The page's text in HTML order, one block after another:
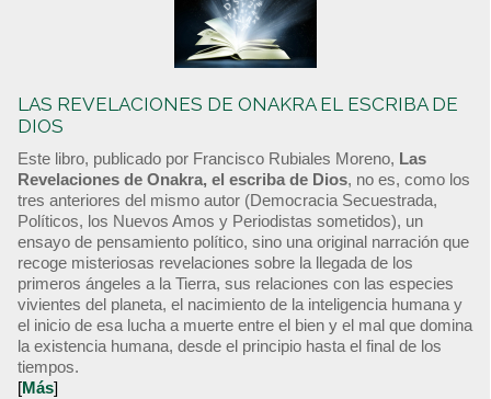
LAS REVELACIONES DE ONAKRA EL ESCRIBA DE
DIOS
Este libro, publicado por Francisco Rubiales Moreno, Las
Revelaciones de Onakra, el escriba de Dios, no es, como los
tres anteriores del mismo autor (Democracia Secuestrada,
Políticos, los Nuevos Amos y Periodistas sometidos), un
ensayo de pensamiento político, sino una original narración que
recoge misteriosas revelaciones sobre la llegada de los
primeros ángeles a la Tierra, sus relaciones con las especies
vivientes del planeta, el nacimiento de la inteligencia humana y
el inicio de esa lucha a muerte entre el bien y el mal que domina
la existencia humana, desde el principio hasta el final de los
tiempos.
[Más]